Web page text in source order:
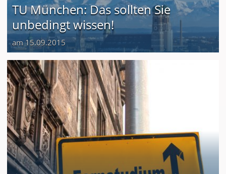
TU München: Das sollten Sie
unbedingt wissen!
am 15.09.2015